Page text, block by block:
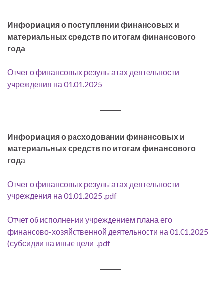
Информация о поступлении финансовых и
материальных средств по итогам финансового
года
Отчет о финансовых результатах деятельности
учреждения на 01.01.2025
Информация о расходовании финансовых и
материальных средств по итогам финансового
года
Отчет о финансовых результатах деятельности
учреждения на 01.01.2025 .pdf
Отчет об исполнении учреждением плана его
финансово-хозяйственной деятельности на 01.01.2025
(субсидии на иные цели .pdf